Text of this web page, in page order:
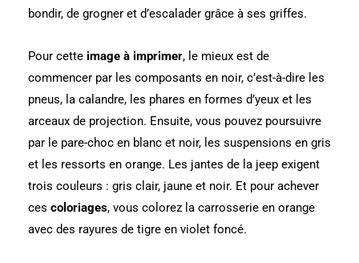
bondir, de grogner et d’escalader grâce à ses griffes.
Pour cette image à imprimer, le mieux est de
commencer par les composants en noir, c’est-à-dire les
pneus, la calandre, les phares en formes d’yeux et les
arceaux de projection. Ensuite, vous pouvez poursuivre
par le pare-choc en blanc et noir, les suspensions en gris
et les ressorts en orange. Les jantes de la jeep exigent
trois couleurs : gris clair, jaune et noir. Et pour achever
ces coloriages, vous colorez la carrosserie en orange
avec des rayures de tigre en violet foncé.